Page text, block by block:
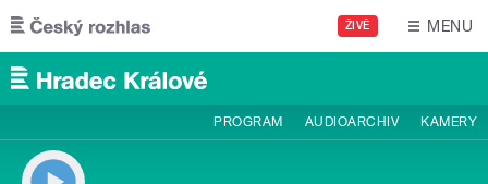
Přejít k hlavnímu obsahu
ŽIVĚ MENU
PROGRAM AUDIOARCHIV KAMERY